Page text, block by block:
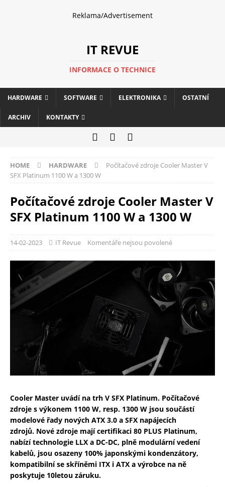
Reklama/Advertisement
IT REVUE
INFORMACE O TECHNICE
HARDWARE SOFTWARE ELEKTRONIKA OSTATNÍ
ARCHIV KONTAKTY
HOME HARDWARE
Počítačové zdroje Cooler Master V
SFX Platinum 1100 W a 1300 W
Počítačové zdroje Cooler Master V
SFX Platinum 1100 W a 1300 W
14-02-2023 IT Revue Komentáře nejsou povolené
Cooler Master uvádí na trh V SFX Platinum. Počítačové
zdroje s výkonem 1100 W, resp. 1300 W jsou součástí
modelové řady nových ATX 3.0 a SFX napájecích
zdrojů. Nové zdroje mají certifikaci 80 PLUS Platinum,
nabízí technologie LLX a DC-DC, plně modulární vedení
kabelů, jsou osazeny 100% japonskými kondenzátory,
kompatibilní se skříněmi ITX i ATX a výrobce na ně
poskytuje 10letou záruku.